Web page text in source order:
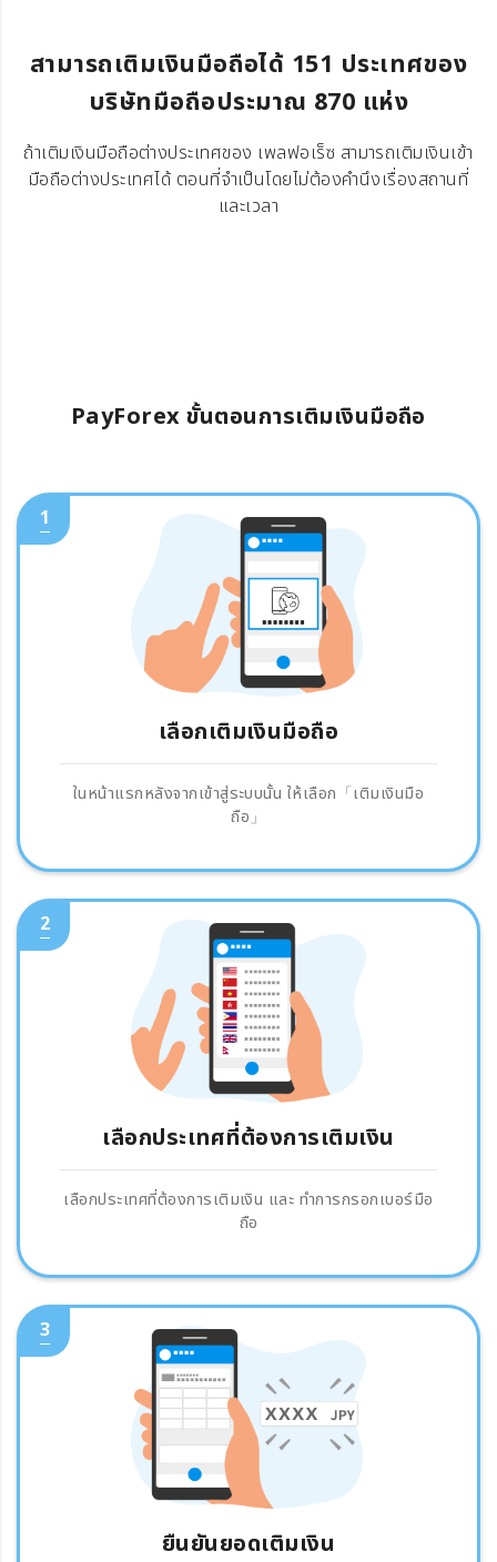
สามารถเติมเงินมือถือได้ 151 ประเทศของ
บริษัทมือถือประมาณ 870 แห่ง
ถ้าเติมเงินมือถือต่างประเทศของ เพลฟอเร็ซ สามารถเติมเงินเข้า
มือถือต่างประเทศได้ ตอนที่จำเป็นโดยไม่ต้องคำนึงเรื่องสถานที่
และเวลา
PayForex ขั้นตอนการเติมเงินมือถือ
1
เลือกเติมเงินมือถือ
ในหน้าแรกหลังจากเข้าสู่ระบบนั้น ให้เลือก「เติมเงินมือ
ถือ」
2
เลือกประเทศที่ต้องการเติมเงิน
เลือกประเทศที่ต้องการเติมเงิน และ ทำการกรอกเบอร์มือ
ถือ
3
ยืนยันยอดเติมเงิน